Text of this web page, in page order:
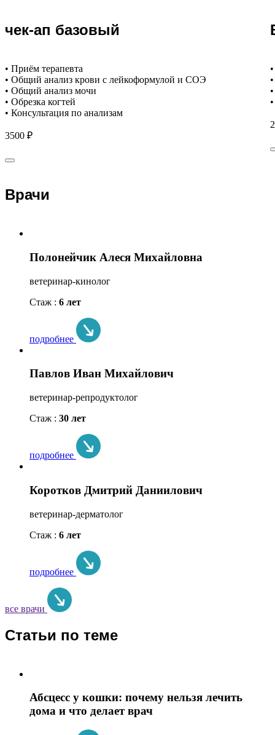
чек-ап базовый
• Приём терапевта
• Общий анализ крови с лейкоформулой и СОЭ
• Общий анализ мочи
• Обрезка когтей
• Консультация по анализам
3500 ₽
Врачи
Полонейчик Алеся Михайловна
ветеринар-кинолог
Стаж : 6 лет
подробнее
Павлов Иван Михайлович
ветеринар-репродуктолог
Стаж : 30 лет
подробнее
Коротков Дмитрий Даниилович
ветеринар-дерматолог
Стаж : 6 лет
подробнее
все врачи
Статьи по теме
Абсцесс у кошки: почему нельзя лечить
дома и что делает врач